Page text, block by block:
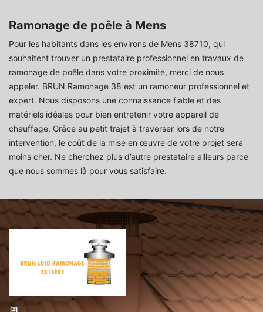
Ramonage de poêle à Mens
Pour les habitants dans les environs de Mens 38710, qui
souhaitent trouver un prestataire professionnel en travaux de
ramonage de poêle dans votre proximité, merci de nous
appeler. BRUN Ramonage 38 est un ramoneur professionnel et
expert. Nous disposons une connaissance fiable et des
matériels idéales pour bien entretenir votre appareil de
chauffage. Grâce au petit trajet à traverser lors de notre
intervention, le coût de la mise en œuvre de votre projet sera
moins cher. Ne cherchez plus d’autre prestataire ailleurs parce
que nous sommes là pour vous satisfaire.